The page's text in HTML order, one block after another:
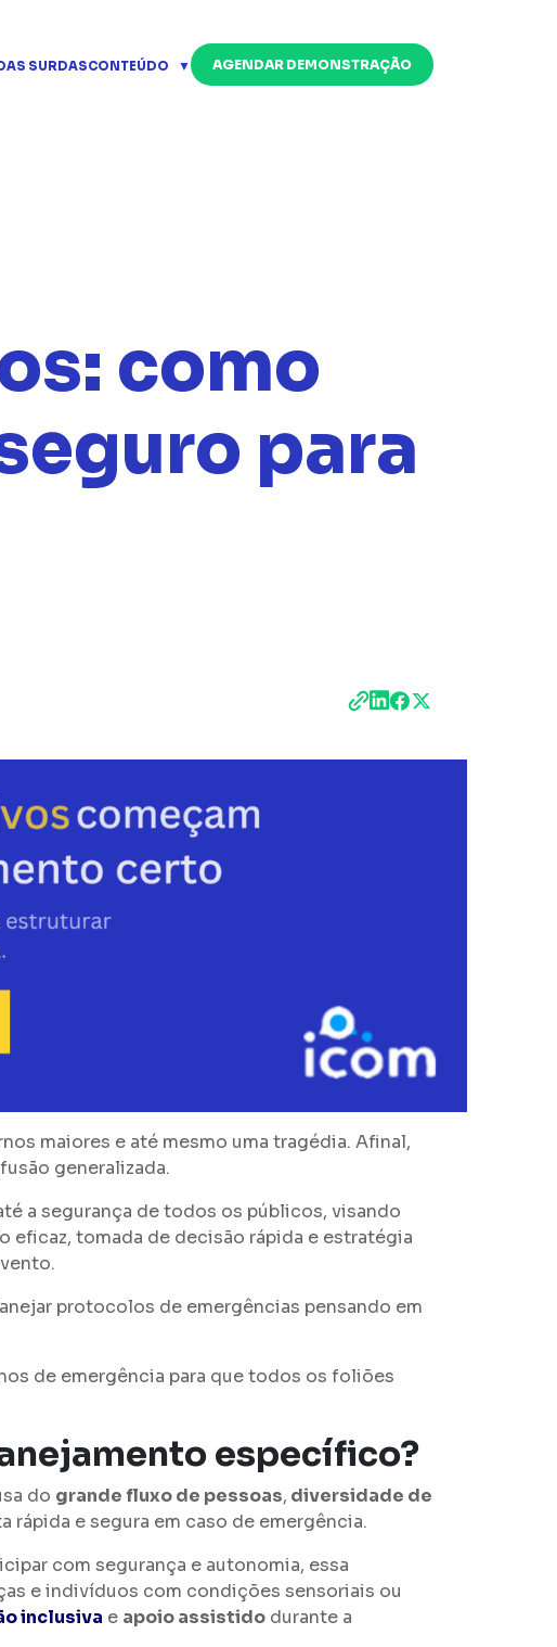
SURDASCONTEÚDO AGENDAR DEMONSTRAÇÃO
como
para
maiores e até mesmo uma tragédia. Afinal,
generalizada.
a segurança de todos os públicos, visando
eficaz, tomada de decisão rápida e estratégia
protocolos de emergências pensando em
de emergência para que todos os foliões
específico?
do grande fluxo de pessoas, diversidade de
rápida e segura em caso de emergência.
com segurança e autonomia, essa
e indivíduos com condições sensoriais ou
inclusiva e apoio assistido durante a